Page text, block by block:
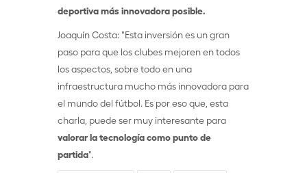
deportiva más innovadora posible.
Joaquín Costa: "Esta inversión es un gran
paso para que los clubes mejoren en todos
los aspectos, sobre todo en una
infraestructura mucho más innovadora para
el mundo del fútbol. Es por eso que, esta
charla, puede ser muy interesante para
valorar la tecnología como punto de
partida".